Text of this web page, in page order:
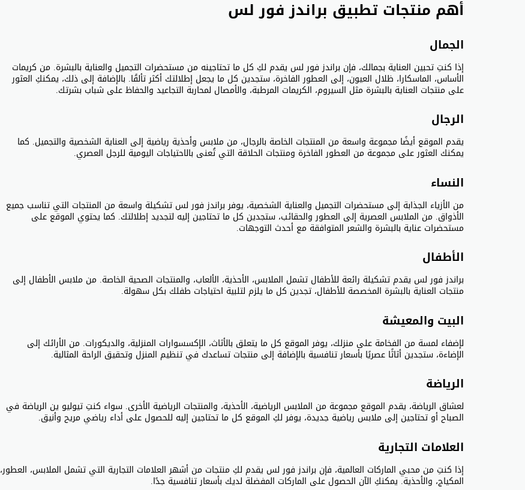
أهم منتجات تطبيق براندز فور لس
الجمال
إذا كنتِ تحبين العناية بجمالك، فإن براندز فور لس يقدم لكِ كل ما تحتاجينه من مستحضرات التجميل والعناية بالبشرة. من كريمات
الأساس، الماسكارا، ظلال العيون، إلى العطور الفاخرة، ستجدين كل ما يجعل إطلالتك أكثر تألقًا. بالإضافة إلى ذلك، يمكنكِ العثور
على منتجات العناية بالبشرة مثل السيروم، الكريمات المرطبة، والأمصال لمحاربة التجاعيد والحفاظ على شباب بشرتك.
الرجال
يقدم الموقع أيضًا مجموعة واسعة من المنتجات الخاصة بالرجال، من ملابس وأحذية رياضية إلى العناية الشخصية والتجميل. كما
يمكنك العثور على مجموعة من العطور الفاخرة ومنتجات الحلاقة التي تُعنى بالاحتياجات اليومية للرجل العصري.
النساء
من الأزياء الجذابة إلى مستحضرات التجميل والعناية الشخصية، يوفر براندز فور لس تشكيلة واسعة من المنتجات التي تناسب جميع
الأذواق. من الملابس العصرية إلى العطور والحقائب، ستجدين كل ما تحتاجين إليه لتجديد إطلالتك. كما يحتوي الموقع على
مستحضرات عناية بالبشرة والشعر المتوافقة مع أحدث التوجهات.
الأطفال
براندز فور لس يقدم تشكيلة رائعة للأطفال تشمل الملابس، الأحذية، الألعاب، والمنتجات الصحية الخاصة. من ملابس الأطفال إلى
منتجات العناية بالبشرة المخصصة للأطفال، تجدين كل ما يلزم لتلبية احتياجات طفلك بكل سهولة.
البيت والمعيشة
لإضفاء لمسة من الفخامة على منزلك، يوفر الموقع كل ما يتعلق بالأثاث، الإكسسوارات المنزلية، والديكورات. من الأرائك إلى
الإضاءة، ستجدين أثاثًا عصريًا بأسعار تنافسية بالإضافة إلى منتجات تساعدك في تنظيم المنزل وتحقيق الراحة المثالية.
الرياضة
لعشاق الرياضة، يقدم الموقع مجموعة من الملابس الرياضية، الأحذية، والمنتجات الرياضية الأخرى. سواء كنتِ تيوليو ين الرياضة في
الصباح أو تحتاجين إلى ملابس رياضية جديدة، يوفر لكِ الموقع كل ما تحتاجين إليه للحصول على أداء رياضي مريح وأنيق.
العلامات التجارية
إذا كنتِ من محبي الماركات العالمية، فإن براندز فور لس يقدم لكِ منتجات من أشهر العلامات التجارية التي تشمل الملابس، العطور،
المكياج، والأحذية. يمكنكِ الآن الحصول على الماركات المفضلة لديك بأسعار تنافسية جدًا.